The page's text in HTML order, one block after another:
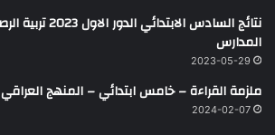
المدارس
2023-05-29
ملزمة القراءة – خامس ابتدائي – المنهج العراقي
2024-02-07